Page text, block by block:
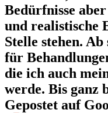
Bedürfnisse
und realistische
Stelle stehen.
für
die ich auch
werde. Bis ganz
Gepostet auf